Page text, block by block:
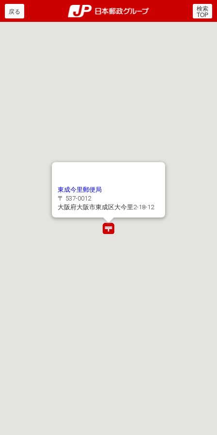
郵便局・日本郵政グルー
戻る 検索
TOP
東成今里郵便局
〒 537-0012
大阪府大阪市東成区大今里2-18-12